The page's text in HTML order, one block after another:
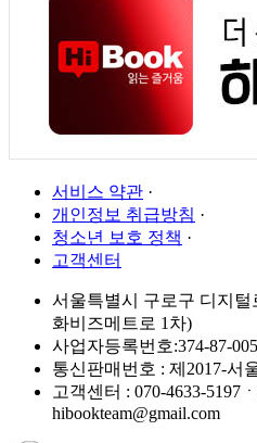
서비스 약관 ·
개인정보 취급방침 ·
청소년 보호 정책 ·
고객센터
서울특별시 구로구 디지털
화비즈메트로 1차)
사업자등록번호:374-87-
통신판매번호 : 제2017-서
고객센터 : 070-4633-5197
hibookteam@gmail.com